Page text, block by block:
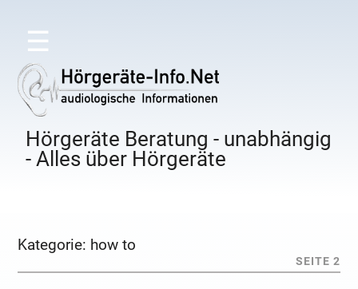
☰
Hörgeräte Beratung - unabhängig
- Alles über Hörgeräte
Kategorie: how to
SEITE 2